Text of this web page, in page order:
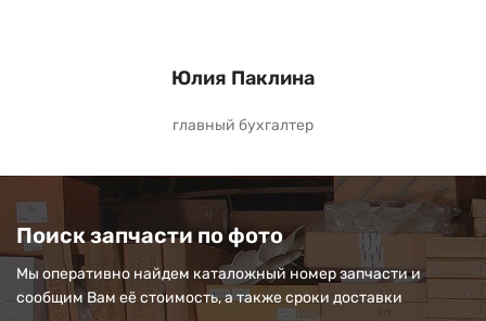
Юлия Паклина
главный бухгалтер
Поиск запчасти по фото
Мы оперативно найдем каталожный номер запчасти и
сообщим Вам её стоимость, а также сроки доставки